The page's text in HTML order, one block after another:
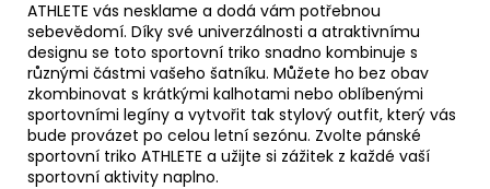
ATHLETE vás nesklame a dodá vám potřebnou
sebevědomí. Díky své univerzálnosti a atraktivnímu
designu se toto sportovní triko snadno kombinuje s
různými částmi vašeho šatníku. Můžete ho bez obav
zkombinovat s krátkými kalhotami nebo oblíbenými
sportovními legíny a vytvořit tak stylový outfit, který vás
bude provázet po celou letní sezónu. Zvolte pánské
sportovní triko ATHLETE a užijte si zážitek z každé vaší
sportovní aktivity naplno.